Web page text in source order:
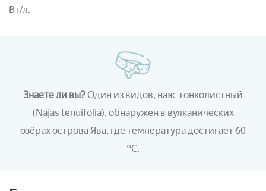
Вт/л.
Знаете ли вы?Один из видов, наяс тонколистный
(Najas tenuifolia), обнаружен в вулканических
озёрах острова Ява, где температура достигает 60
°C.